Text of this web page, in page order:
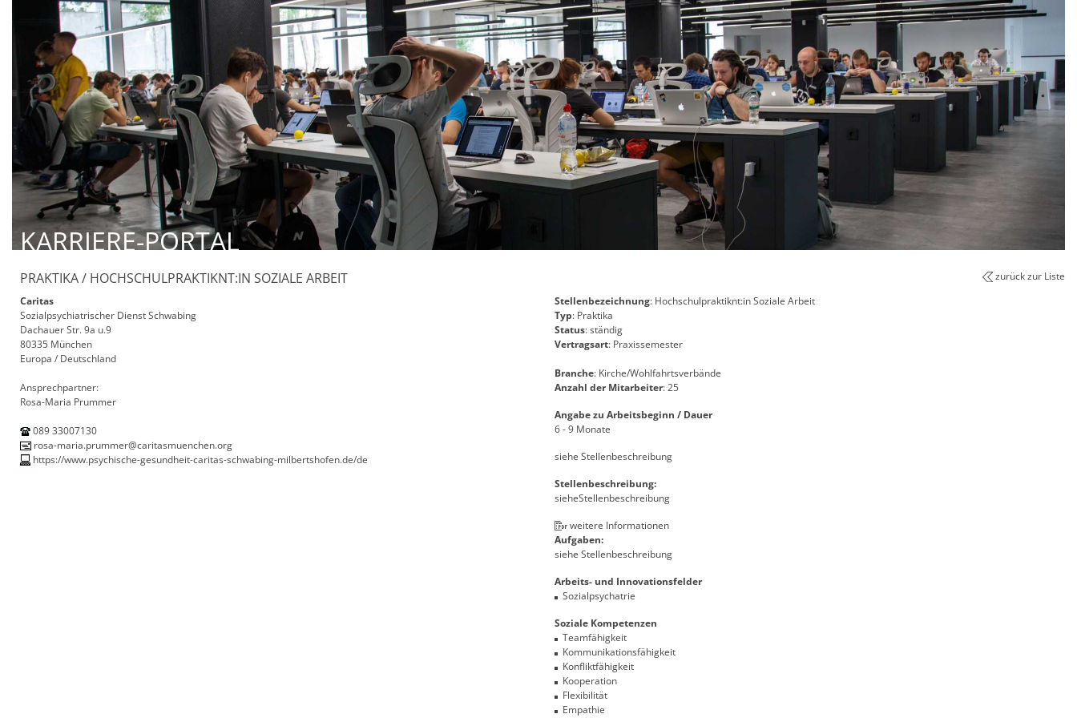
KARRIERE-PORTAL
zurück zur Liste
PRAKTIKA / HOCHSCHULPRAKTIKNT:IN SOZIALE ARBEIT
Caritas
Sozialpsychiatrischer Dienst Schwabing
Dachauer Str. 9a u.9
80335 München
Europa / Deutschland
Ansprechpartner:
Rosa-Maria Prummer
089 33007130
rosa-maria.prummer@caritasmuenchen.org
https://www.psychische-gesundheit-caritas-schwabing-milbertshofen.de/de
Stellenbezeichnung: Hochschulpraktiknt:in Soziale Arbeit
Typ: Praktika
Status: ständig
Vertragsart: Praxissemester
Branche: Kirche/Wohlfahrtsverbände
Anzahl der Mitarbeiter: 25
Angabe zu Arbeitsbeginn / Dauer
6 - 9 Monate
siehe Stellenbeschreibung
Stellenbeschreibung:
sieheStellenbeschreibung
weitere Informationen
Aufgaben:
siehe Stellenbeschreibung
Arbeits- und Innovationsfelder
Sozialpsychatrie
Soziale Kompetenzen
Teamfähigkeit
Kommunikationsfähigkeit
Konfliktfähigkeit
Kooperation
Flexibilität
Empathie